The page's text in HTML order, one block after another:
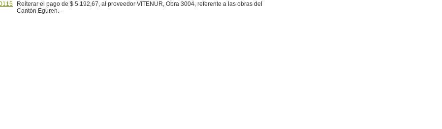
Reiterar el pago de $ 5.192,67, al proveedor VITENUR, Obra 3004, referente a las obras del
Cantón Eguren.-